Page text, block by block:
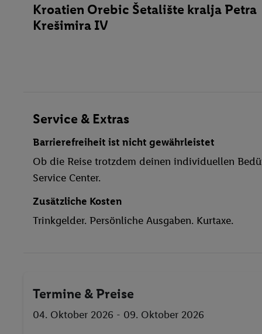
Öffentliches Internet
Fahrradverleih
WLAN
Liegestühle
Sonnenterrasse
Windsurfen
Aerobic
Darts
Kroatien Orebic Šetalište kralja Petra
Krešimira IV
Service & Extras
Barrierefreiheit ist nicht gewährleistet
Ob die Reise trotzdem deinen individuellen
Service Center.
Zusätzliche Kosten
Trinkgelder. Persönliche Ausgaben. Kurtaxe.
Termine & Preise
04. Oktober 2026 - 09. Oktober 2026